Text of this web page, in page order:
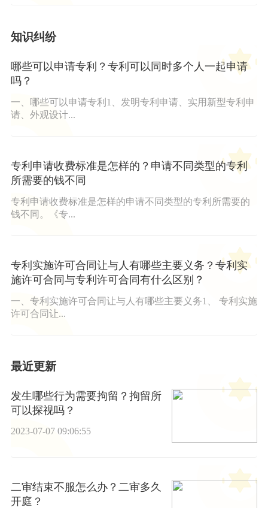
知识纠纷
哪些可以申请专利？专利可以同时多个人一起申请
吗？
一、哪些可以申请专利1、发明专利申请、实用新型专利申
请、外观设计...
专利申请收费标准是怎样的？申请不同类型的专利
所需要的钱不同
专利申请收费标准是怎样的申请不同类型的专利所需要的
钱不同。《专...
专利实施许可合同让与人有哪些主要义务？专利实
施许可合同与专利许可合同有什么区别？
一、专利实施许可合同让与人有哪些主要义务1、 专利实施
许可合同让...
最近更新
发生哪些行为需要拘留？拘留所
可以探视吗？
2023-07-07 09:06:55
二审结束不服怎么办？二审多久
开庭？